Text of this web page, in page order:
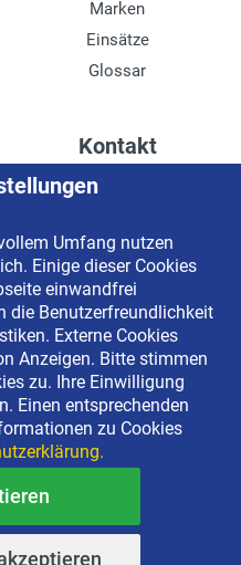
Marken
Einsätze
Glossar
Kontakt
Kontaktformular
Impressum
Datenschutzerklärung
Newsletter-Anmeldung
KG All rights reserved |
0800 092 99 70
Umfang nutzen
Einige dieser Cookies
einwandfrei
die Benutzerfreundlichkeit
Externe Cookies
Anzeigen. Bitte stimmen
zu. Ihre Einwilligung
Einen entsprechenden
zu Cookies